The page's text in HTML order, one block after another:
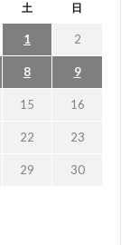
土 日
1 2
8 9
15 16
22 23
29 30